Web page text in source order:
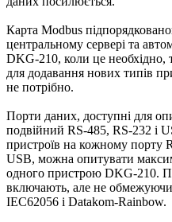
Карта Modbus
центральному сервері та
DKG-210, коли це необхідно,
для додавання нових типів
не потрібно.
Порти даних, доступні для
подвійний RS-485, RS-232 і
пристроїв на кожному порту
USB, можна опитувати
одного пристрою DKG-210.
включають, але не
IEC62056 і Datakom-Rainbow.